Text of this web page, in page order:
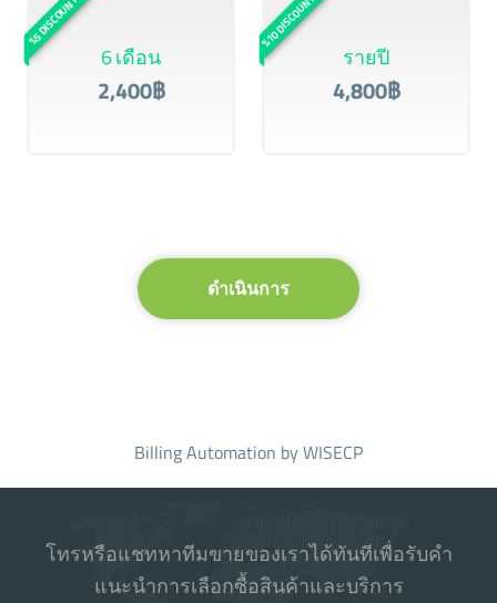
%5 DISCOUNT
6 เดือน
2,400฿
%10 DISCOUNT
รายปี
4,800฿
ดำเนินการ
Billing Automation by WISECP
โทรหรือแชทหาทีมขายของเราได้ทันทีเพื่อรับคำ
แนะนำการเลือกซื้อสินค้าและบริการ